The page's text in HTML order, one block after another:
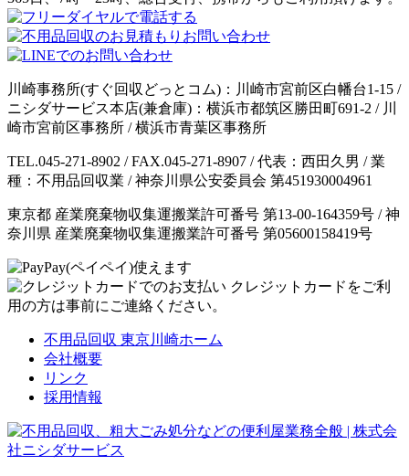
川崎事務所(すぐ回収どっとコム)：川崎市宮前区白幡台1-15 /
ニシダサービス本店(兼倉庫)：横浜市都筑区勝田町691-2 / 川
崎市宮前区事務所 / 横浜市青葉区事務所
TEL.045-271-8902 / FAX.045-271-8907 / 代表：西田久男 / 業
種：不用品回収業 / 神奈川県公安委員会 第451930004961
東京都 産業廃棄物収集運搬業許可番号 第13-00-164359号 / 神
奈川県 産業廃棄物収集運搬業許可番号 第05600158419号
クレジットカードをご利
用の方は事前にご連絡ください。
不用品回収 東京川崎ホーム
会社概要
リンク
採用情報